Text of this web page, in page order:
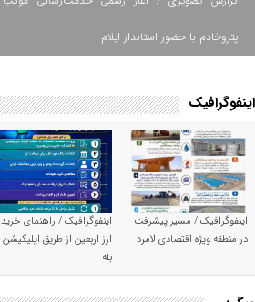
پتروخادم با حضور استاندار ایلام
اینفوگرافیک
اینفوگرافیک / مسیر پیشرفت
در منطقه ویژه اقتصادی لامرد
اینفوگرافیک / راهنمای خرید
ارز اربعین از طریق اپلیکیشن
بله